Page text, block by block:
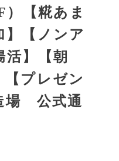
【糀あま
】【ノンア
活】【朝
【プレゼン
場 公式通